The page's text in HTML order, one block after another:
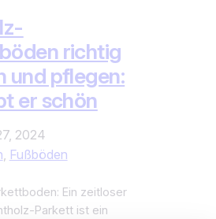
richtig
und pflegen:
er schön
2024
, Fußböden
Ein zeitloser
Parkett ist ein